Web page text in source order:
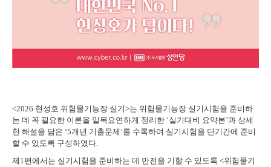
<2026 현성호 위험물기능장 실기>는 위험물기능장 실기시험을 준비하
는 데 꼭 필요한 이론을 일목요연하게 정리한 ‘실기대비 요약본’과 상세
한 해설을 담은 ‘5개년 기출문제’를 수록하여 실기시험을 단기간에 준비
할 수 있도록 구성하였다.
제1편에서는 실기시험을 준비하는 데 만전을 기할 수 있도록 <위험물기